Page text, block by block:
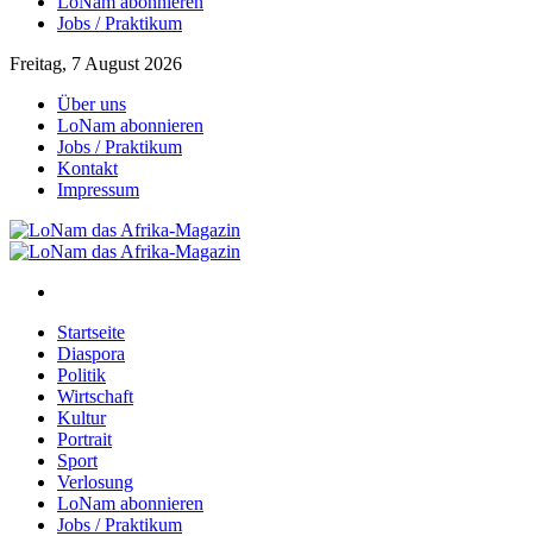
Jobs / Praktikum
Freitag, 7 August 2026
Über uns
LoNam abonnieren
Jobs / Praktikum
Kontakt
Impressum
Startseite
Diaspora
Politik
Wirtschaft
Kultur
Portrait
Sport
Verlosung
LoNam abonnieren
Jobs / Praktikum